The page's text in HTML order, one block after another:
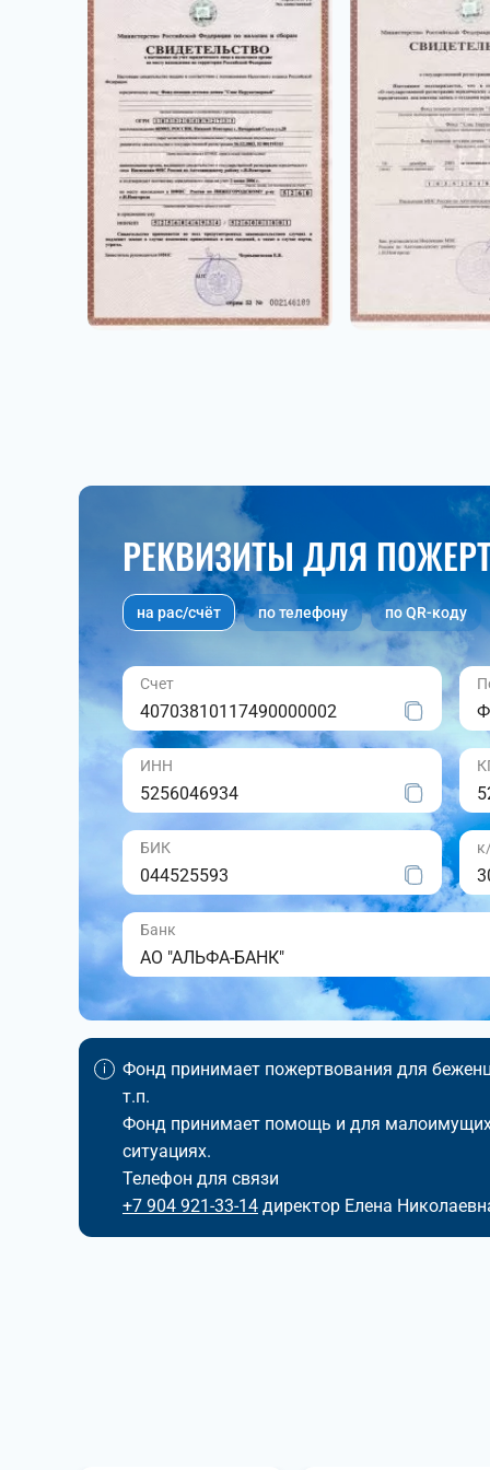
РЕКВИЗИТЫ ДЛЯ
на рас/счёт по телефону по QR-коду
Счет
40703810117490000002
ИНН
5256046934
БИК
044525593
Банк
АО "АЛЬФА-БАНК"
Фонд принимает пожертвования для
т.п.
Фонд принимает помощь и для
ситуациях.
Телефон для связи
+7 904 921-33-14 директор Елена